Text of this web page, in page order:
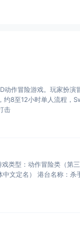
动作冒险游戏。玩家扮演
约8至12小时单人流程，
击
类型：动作冒险类（第
文定名） 港台名称：杀